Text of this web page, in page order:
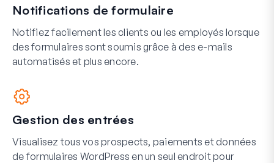
Notifications de formulaire
Notifiez facilement les clients ou les employés lorsque
des formulaires sont soumis grâce à des e-mails
automatisés et plus encore.
Gestion des entrées
Visualisez tous vos prospects, paiements et données
de formulaires WordPress en un seul endroit pour